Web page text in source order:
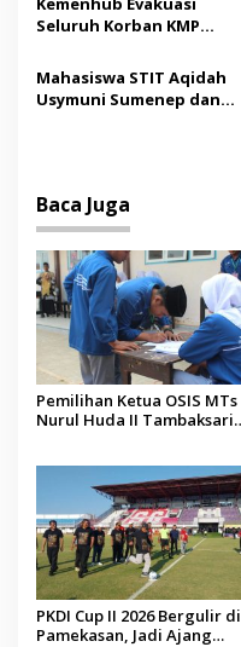
Seluruh Korban KMP
Operator Diaudit
Mahasiswa STIT Aqidah
Usymuni Sumenep dan
Baca Juga
Pemilihan Ketua OSIS MTs
Nurul Huda II Tambaksari
PKDI Cup II 2026 Bergulir di
Pamekasan, Jadi Ajang